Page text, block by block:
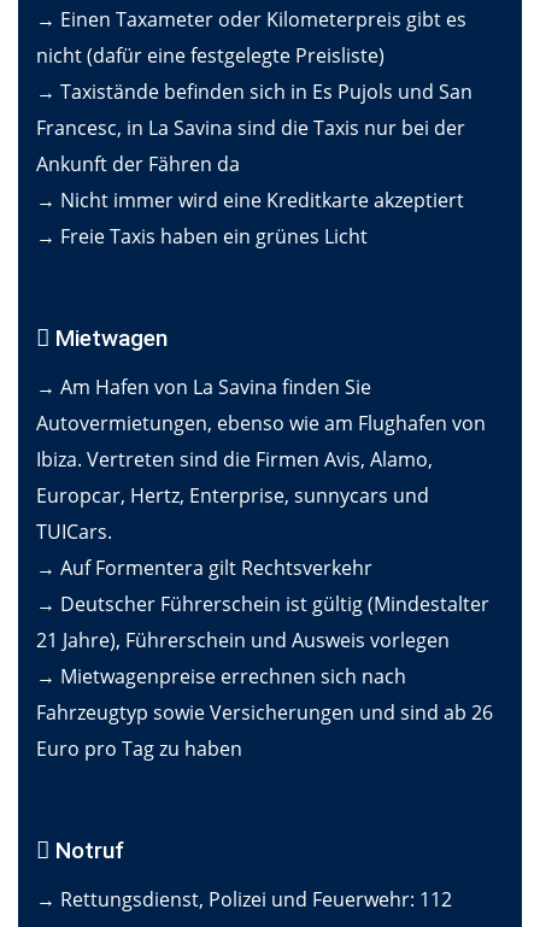
→ Einen Taxameter oder Kilometerpreis gibt es
nicht (dafür eine festgelegte Preisliste)
→ Taxistände befinden sich in Es Pujols und San
Francesc, in La Savina sind die Taxis nur bei der
Ankunft der Fähren da
→ Nicht immer wird eine Kreditkarte akzeptiert
→ Freie Taxis haben ein grünes Licht
Mietwagen
→ Am Hafen von La Savina finden Sie
Autovermietungen, ebenso wie am Flughafen von
Ibiza. Vertreten sind die Firmen Avis, Alamo,
Europcar, Hertz, Enterprise, sunnycars und
TUICars.
→ Auf Formentera gilt Rechtsverkehr
→ Deutscher Führerschein ist gültig (Mindestalter
21 Jahre), Führerschein und Ausweis vorlegen
→ Mietwagenpreise errechnen sich nach
Fahrzeugtyp sowie Versicherungen und sind ab 26
Euro pro Tag zu haben
Notruf
→ Rettungsdienst, Polizei und Feuerwehr: 112